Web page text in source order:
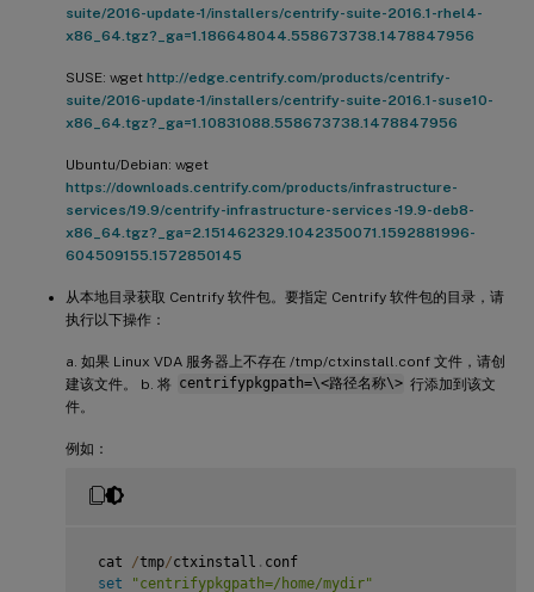
suite/2016-update-1/installers/centrify-suite-2016.1-rhel4-
x86_64.tgz?_ga=1.186648044.558673738.1478847956
SUSE: wget http://edge.centrify.com/products/centrify-
suite/2016-update-1/installers/centrify-suite-2016.1-suse10-
x86_64.tgz?_ga=1.10831088.558673738.1478847956
Ubuntu/Debian: wget
https://downloads.centrify.com/products/infrastructure-
services/19.9/centrify-infrastructure-services-19.9-deb8-
x86_64.tgz?_ga=2.151462329.1042350071.1592881996-
604509155.1572850145
从本地目录获取 Centrify 软件包。要指定 Centrify 软件包的目录，请
执行以下操作：
a. 如果 Linux VDA 服务器上不存在 /tmp/ctxinstall.conf 文件，请创
建该文件。 b. 将 centrifypkgpath=\<路径名称\> 行添加到该文
件。
例如：
cat /tmp/ctxinstall . conf
set
"centrifypkgpath=/home/mydir"